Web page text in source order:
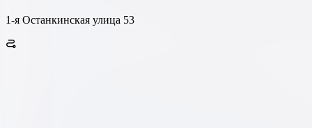
1-я Останкинская улица 53